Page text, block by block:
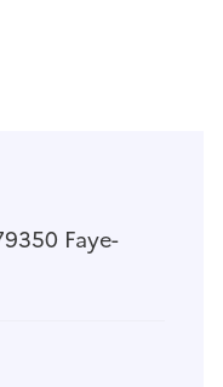
Faye-